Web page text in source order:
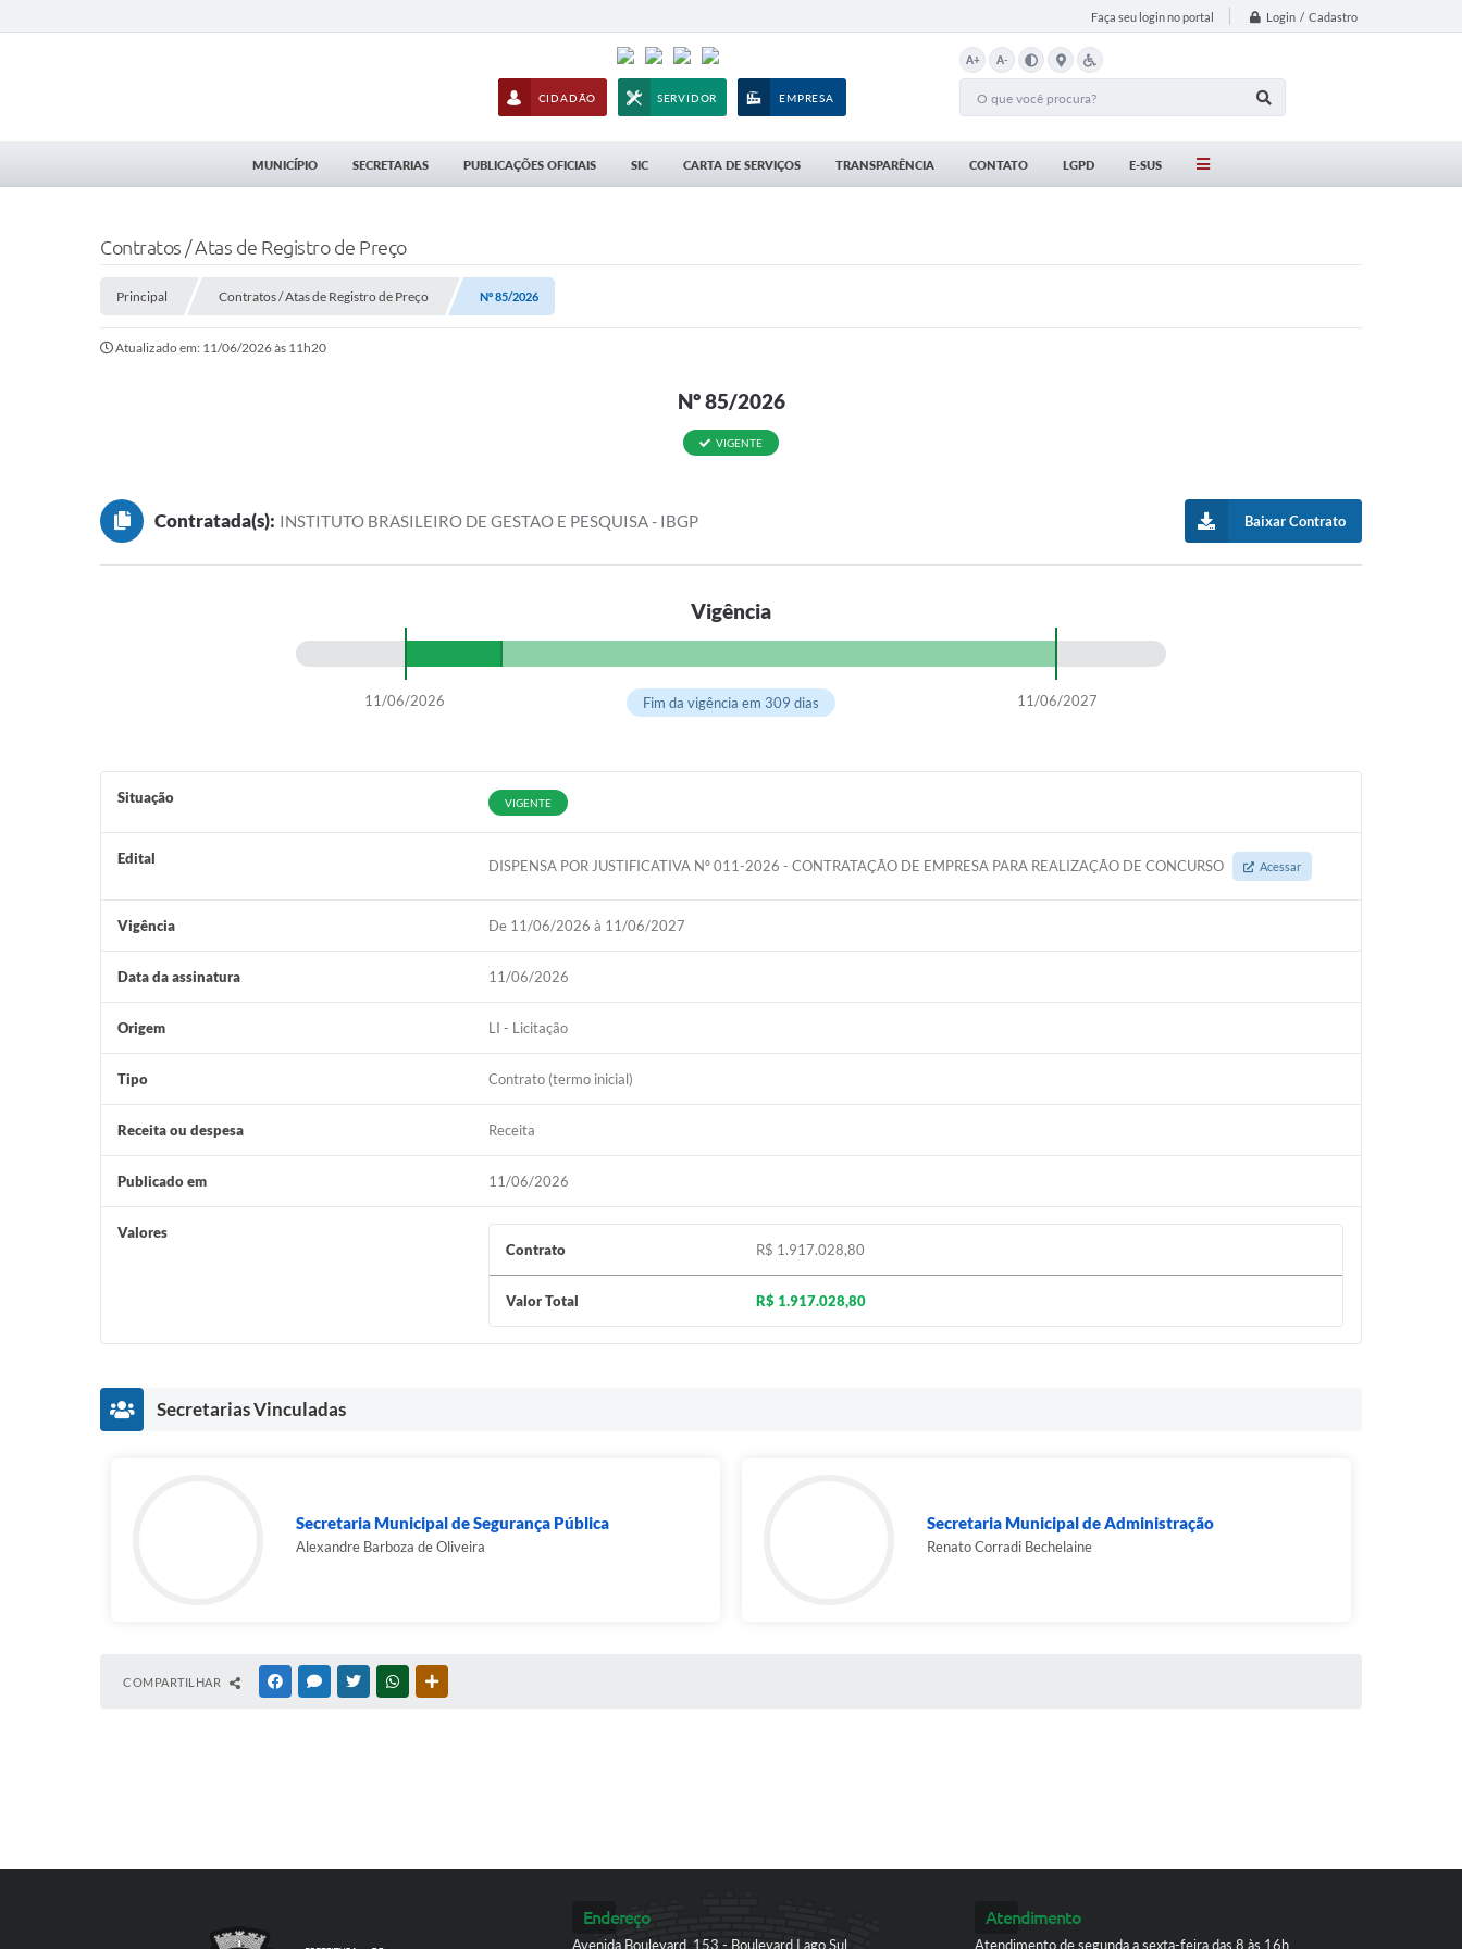
Faça seu login no portal Login / Cadastro
CIDADÃO SERVIDOR EMPRESA
A+ A-
MUNICÍPIO SECRETARIAS PUBLICAÇÕES OFICIAIS SIC CARTA DE SERVIÇOS TRANSPARÊNCIA CONTATO LGPD E-SUS
Contratos / Atas de Registro de Preço
Principal Contratos / Atas de Registro de Preço Nº 85/2026
Atualizado em: 11/06/2026 às 11h20
Nº 85/2026
VIGENTE
Contratada(s): INSTITUTO BRASILEIRO DE GESTAO E PESQUISA - IBGP Baixar Contrato
Vigência
11/06/2026 11/06/2027
Fim da vigência em 309 dias
Situação VIGENTE
Edital DISPENSA POR JUSTIFICATIVA Nº 011-2026 - CONTRATAÇÃO DE EMPRESA PARA REALIZAÇÃO DE CONCURSO Acessar
Vigência De 11/06/2026 à 11/06/2027
Data da assinatura 11/06/2026
Origem LI - Licitação
Tipo Contrato (termo inicial)
Receita ou despesa Receita
Publicado em 11/06/2026
Valores
Contrato
R$ 1.917.028,80
Valor Total R$ 1.917.028,80
Secretarias Vinculadas
Secretaria Municipal de Segurança Pública
Alexandre Barboza de Oliveira
Secretaria Municipal de Administração
Renato Corradi Bechelaine
COMPARTILHAR FACEBOOKMESSENGER
TWITTERWHATSAPP
Endereço
Avenida Boulevard, 153 - Boulevard Lago Sul
Atendimento
Atendimento de segunda a sexta-feira das 8 às 16h